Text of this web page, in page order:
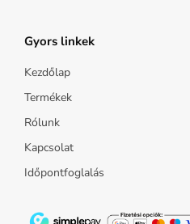
Gyors linkek
Kezdőlap
Termékek
Rólunk
Kapcsolat
Időpontfoglalás